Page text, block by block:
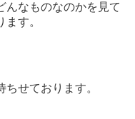
んなものなのかを見て
す。
せております。